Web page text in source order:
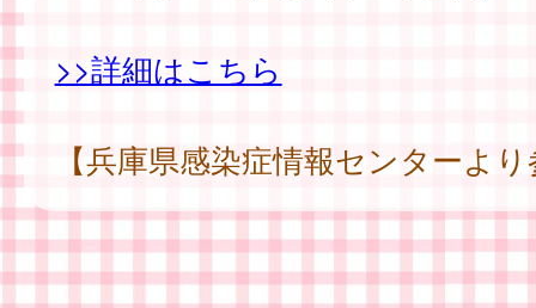
>>詳細はこちら
【兵庫県感染症情報センターよ